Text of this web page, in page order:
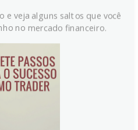
estável ante
veja alguns saltos que você
no mercado financeiro.